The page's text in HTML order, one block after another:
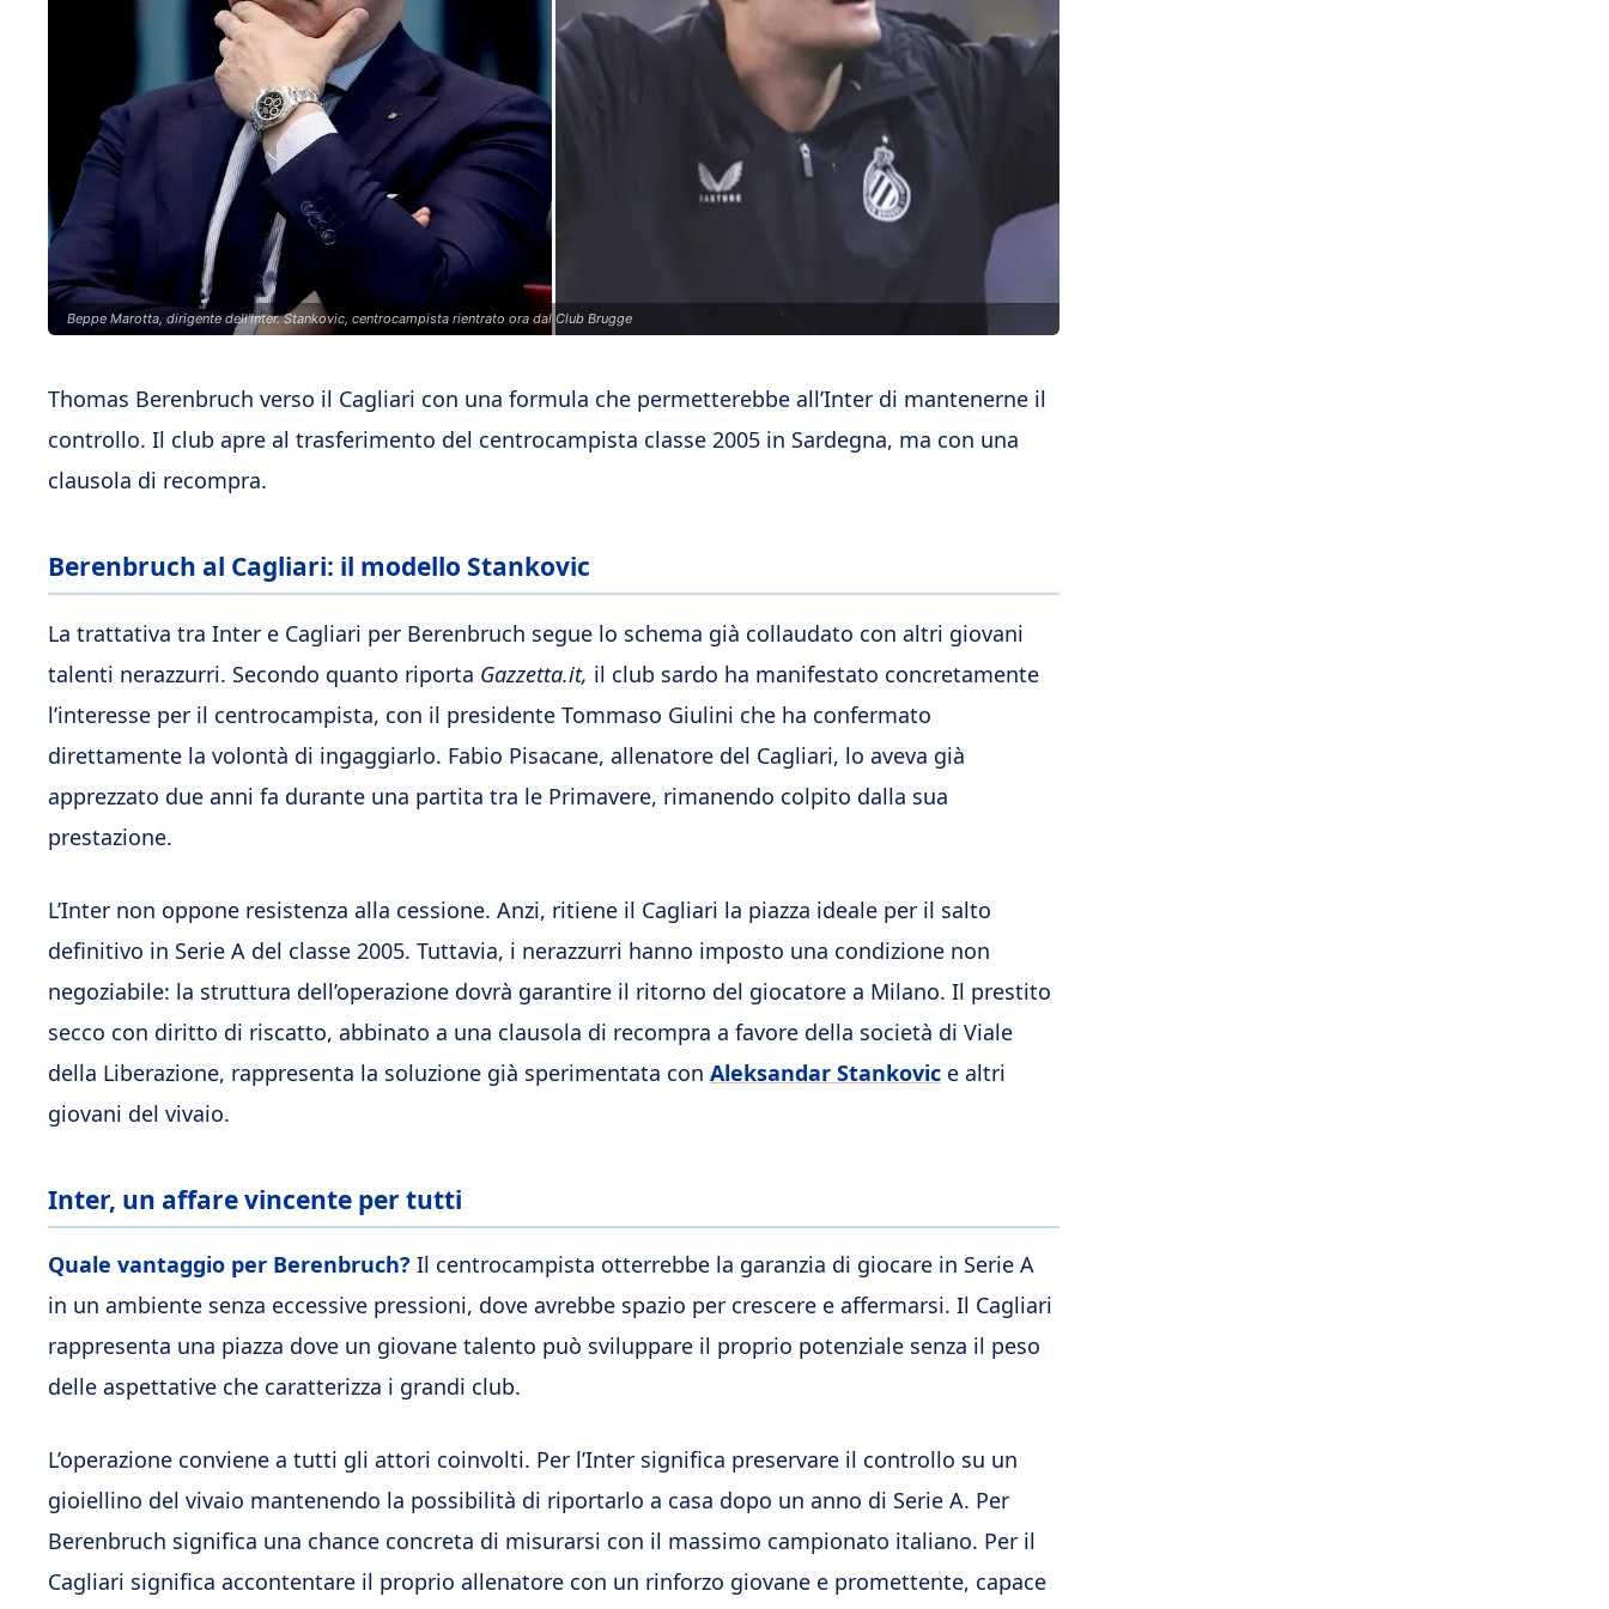
Beppe Marotta, dirigente dell'Inter. Stankovic, centrocampista rientrato ora dal Club Brugge
Thomas Berenbruch verso il Cagliari con una formula che permetterebbe all’Inter di mantenerne il
controllo. Il club apre al trasferimento del centrocampista classe 2005 in Sardegna, ma con una
clausola di recompra.
Berenbruch al Cagliari: il modello Stankovic
La trattativa tra Inter e Cagliari per Berenbruch segue lo schema già collaudato con altri giovani
talenti nerazzurri. Secondo quanto riporta Gazzetta.it, il club sardo ha manifestato concretamente
l’interesse per il centrocampista, con il presidente Tommaso Giulini che ha confermato
direttamente la volontà di ingaggiarlo. Fabio Pisacane, allenatore del Cagliari, lo aveva già
apprezzato due anni fa durante una partita tra le Primavere, rimanendo colpito dalla sua
prestazione.
L’Inter non oppone resistenza alla cessione. Anzi, ritiene il Cagliari la piazza ideale per il salto
definitivo in Serie A del classe 2005. Tuttavia, i nerazzurri hanno imposto una condizione non
negoziabile: la struttura dell’operazione dovrà garantire il ritorno del giocatore a Milano. Il prestito
secco con diritto di riscatto, abbinato a una clausola di recompra a favore della società di Viale
della Liberazione, rappresenta la soluzione già sperimentata con Aleksandar Stankovic e altri
giovani del vivaio.
Inter, un affare vincente per tutti
Quale vantaggio per Berenbruch? Il centrocampista otterrebbe la garanzia di giocare in Serie A
in un ambiente senza eccessive pressioni, dove avrebbe spazio per crescere e affermarsi. Il Cagliari
rappresenta una piazza dove un giovane talento può sviluppare il proprio potenziale senza il peso
delle aspettative che caratterizza i grandi club.
L’operazione conviene a tutti gli attori coinvolti. Per l’Inter significa preservare il controllo su un
gioiellino del vivaio mantenendo la possibilità di riportarlo a casa dopo un anno di Serie A. Per
Berenbruch significa una chance concreta di misurarsi con il massimo campionato italiano. Per il
Cagliari significa accontentare il proprio allenatore con un rinforzo giovane e promettente, capace